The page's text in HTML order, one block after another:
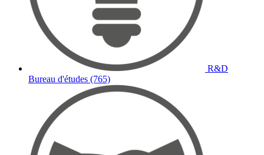
R&D
Bureau d'études (765)